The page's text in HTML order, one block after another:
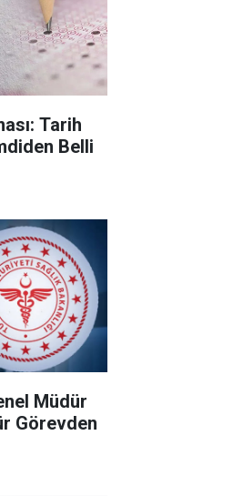
Tarih
Belli
Müdür
Görevden